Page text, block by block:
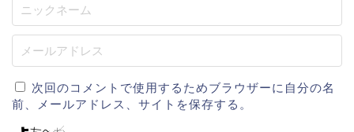
次回のコメントで使用するためブラウザーに自分の名
前、メールアドレス、サイトを保存する。